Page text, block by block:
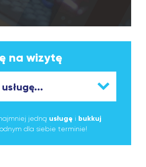
na wizytę
jedną usługę i bukkuj
dla siebie terminie!